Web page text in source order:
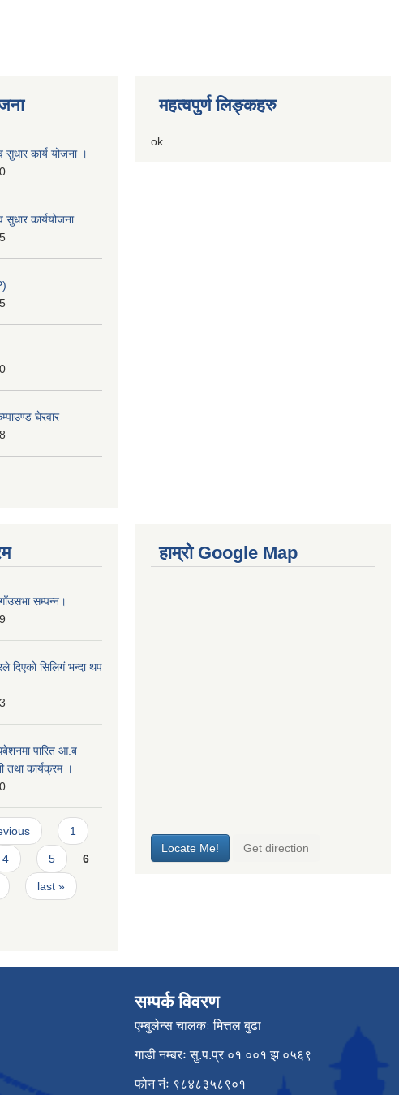
सुधार कार्य योजना ।
सुधार कार्ययोजना
घेरवार
महत्वपुर्ण लिङ्कहरु
ok
सम्पन्न।
दिएको सिलिगं भन्दा थप
पारित आ.ब
तथा कार्यक्रम ।
1
4 5 6
last »
हाम्रो Google Map
सम्पर्क विवरण
एम्बुलेन्स चालकः मित्तल बुढा
गाडी नम्बरः सु.प.प्र ०१ ००१ झ ०५६९
फोन नंः ९८४८३५८९०१